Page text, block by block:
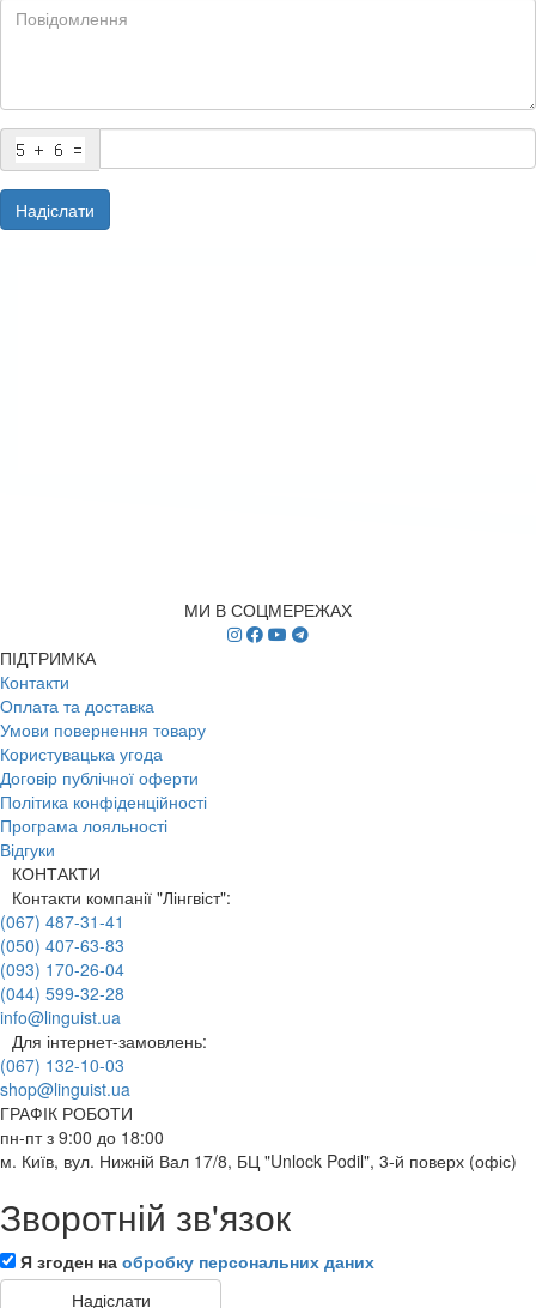
Надіслати
МИ В СОЦМЕРЕЖАХ
ПІДТРИМКА
Контакти
Оплата та доставка
Умови повернення товару
Користувацька угода
Договір публічної оферти
Політика конфіденційності
Програма лояльності
Відгуки
КОНТАКТИ
Контакти компанії "Лінгвіст":
(067) 487-31-41
(050) 407-63-83
(093) 170-26-04
(044) 599-32-28
info@linguist.ua
Для інтернет-замовлень:
(067) 132-10-03
shop@linguist.ua
ГРАФІК РОБОТИ
пн-пт з 9:00 до 18:00
м. Київ, вул. Нижній Вал 17/8, БЦ "Unlock Podil", 3-й поверх (офіс)
Зворотній зв'язок
Я згоден на обробку персональних даних